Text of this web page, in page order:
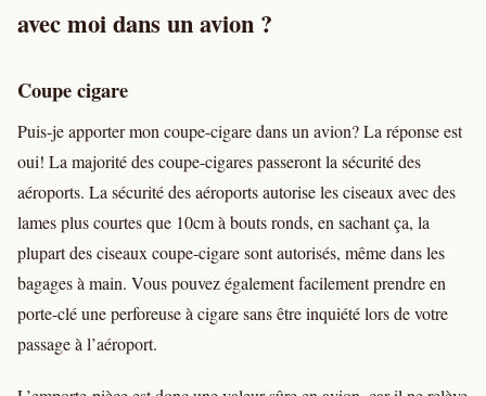
avec moi dans un avion ?
Coupe cigare
Puis-je apporter mon coupe-cigare dans un avion? La réponse est
oui! La majorité des coupe-cigares passeront la sécurité des
aéroports. La sécurité des aéroports autorise les ciseaux avec des
lames plus courtes que 10cm à bouts ronds, en sachant ça, la
plupart des ciseaux coupe-cigare sont autorisés, même dans les
bagages à main. Vous pouvez également facilement prendre en
porte-clé une perforeuse à cigare sans être inquiété lors de votre
passage à l’aéroport.